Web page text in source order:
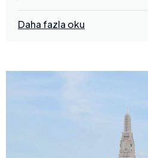
Daha fazla oku